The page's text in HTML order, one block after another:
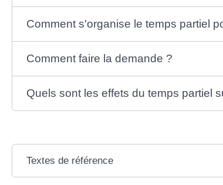
Comment s'organise le temps partiel
Comment faire la demande ?
Quels sont les effets du temps partiel
Textes de référence